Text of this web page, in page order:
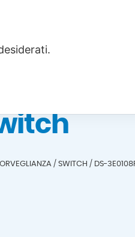
/ SWITCH / DS-